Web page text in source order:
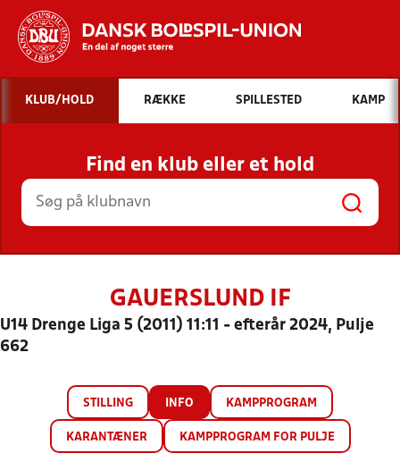
Hvad vil du søge efter?
INDHOLD OG NYHEDER
STILLINGER, RESULTATER, KLUBBER OG
HOLD
KLUB/HOLD RÆKKE SPILLESTED KAMP
Find en klub eller et hold
GAUERSLUND IF
U14 Drenge Liga 5 (2011) 11:11 - efterår 2024, Pulje
662
STILLING INFO KAMPPROGRAM
KARANTÆNER KAMPPROGRAM FOR PULJE